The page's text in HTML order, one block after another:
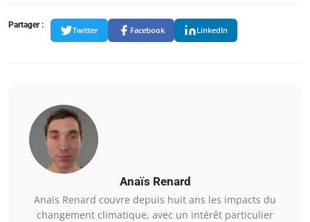
Partager :
Twitter Facebook LinkedIn
Anaïs Renard
Anaïs Renard couvre depuis huit ans les impacts du
changement climatique, avec un intérêt particulier